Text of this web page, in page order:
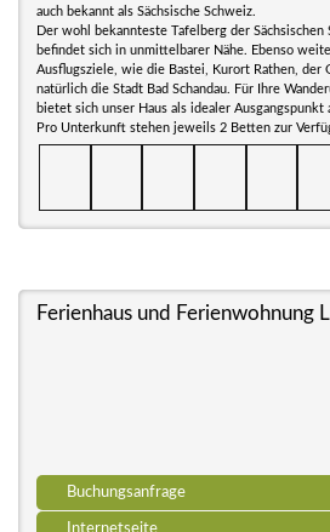
auch bekannt als Sächsische Schweiz.
Der wohl bekannteste Tafelberg der Sächsischen
befindet sich in unmittelbarer Nähe. Ebenso
Ausflugsziele, wie die Bastei, Kurort Rathen, der
natürlich die Stadt Bad Schandau. Für Ihre
bietet sich unser Haus als idealer Ausgangspunkt
Pro Unterkunft stehen jeweils 2 Betten zur
Ferienhaus und Ferienwohnung
Buchungsanfrage
Internetseite